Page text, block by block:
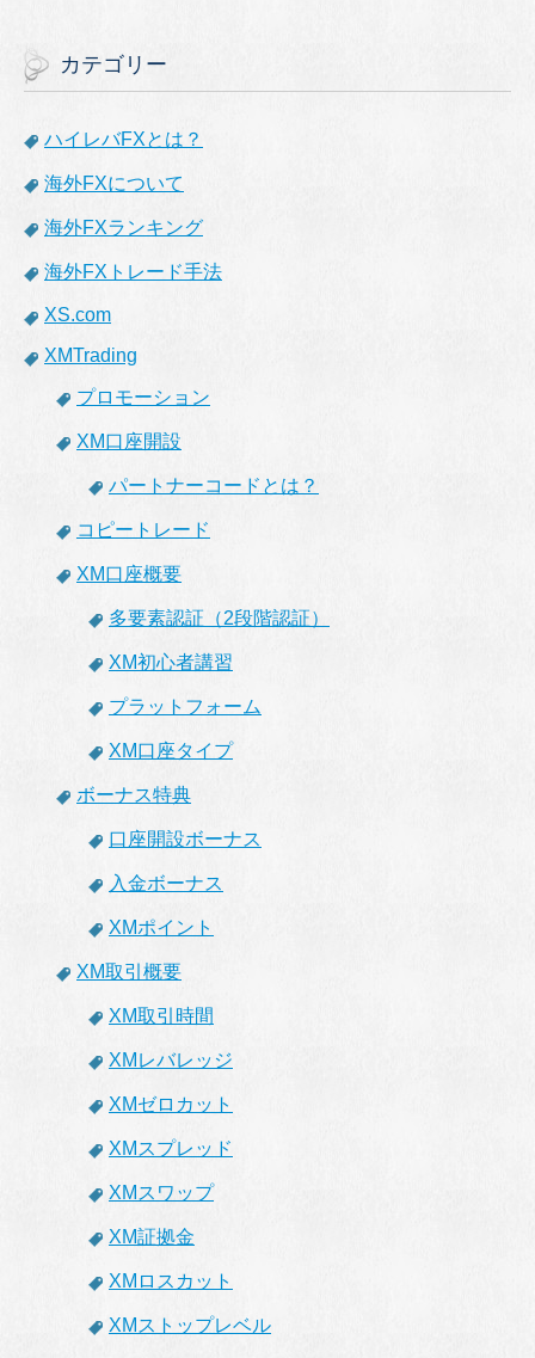
カテゴリー
ハイレバFXとは？
海外FXについて
海外FXランキング
海外FXトレード手法
XS.com
XMTrading
プロモーション
XM口座開設
パートナーコードとは？
コピートレード
XM口座概要
多要素認証（2段階認証）
XM初心者講習
プラットフォーム
XM口座タイプ
ボーナス特典
口座開設ボーナス
入金ボーナス
XMポイント
XM取引概要
XM取引時間
XMレバレッジ
XMゼロカット
XMスプレッド
XMスワップ
XM証拠金
XMロスカット
XMストップレベル